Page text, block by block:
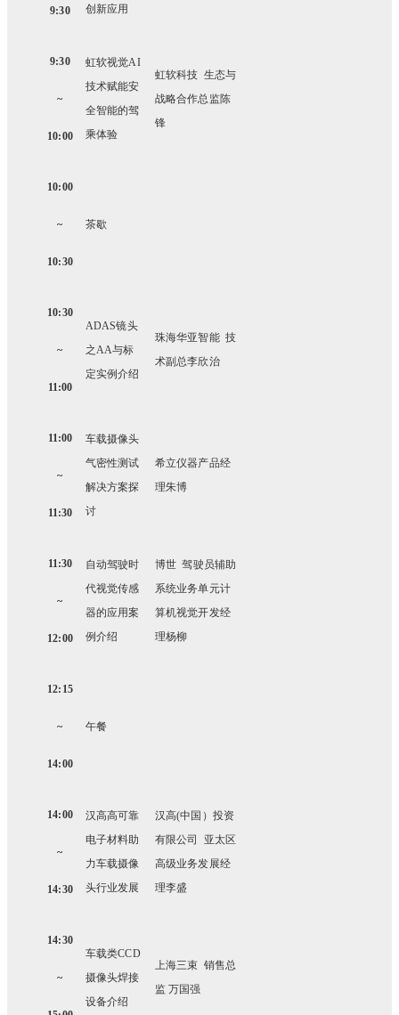
9:30
创新应用
9:30
~
10:00
虹软视觉AI
技术赋能安
全智能的驾
乘体验
虹软科技 生态与
战略合作总监陈
锋
10:00
~
10:30
茶歇
10:30
~
11:00
ADAS镜头
之AA与标
定实例介绍
珠海华亚智能 技
术副总李欣治
11:00
~
11:30
车载摄像头
气密性测试
解决方案探
讨
希立仪器产品经
理朱博
11:30
~
12:00
自动驾驶时
代视觉传感
器的应用案
例介绍
博世 驾驶员辅助
系统业务单元计
算机视觉开发经
理杨柳
12:15
~
14:00
午餐
14:00
~
14:30
汉高高可靠
电子材料助
力车载摄像
头行业发展
汉高(中国）投资
有限公司 亚太区
高级业务发展经
理李盛
14:30
~
车载类CCD
摄像头焊接
设备介绍
上海三束 销售总
监 万国强